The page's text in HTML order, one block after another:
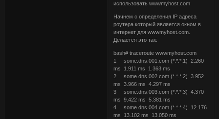
использовать wwwmyhost.com
Начнем с определения IP адреса
роутера который является окном в
интернет для wwwmyhost.com.
Делается это так:
bash# traceroute wwwmyhost.com
1 some.dns.001.com (*.*.*.1) 2.260
ms 1.911 ms 1.363 ms
2 some.dns.002.com (*.*.*.2) 3.952
ms 3.966 ms 4.297 ms
3 some.dns.003.com (*.*.*.3) 4.370
ms 9.422 ms 5.381 ms
4 some.dns.004.com (*.*.*.4) 12.176
ms 13.102 ms 13.050 ms